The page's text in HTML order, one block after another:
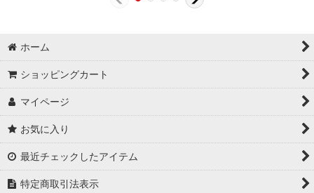
ホーム
ショッピングカート
マイページ
お気に入り
最近チェックしたアイテム
特定商取引法表示